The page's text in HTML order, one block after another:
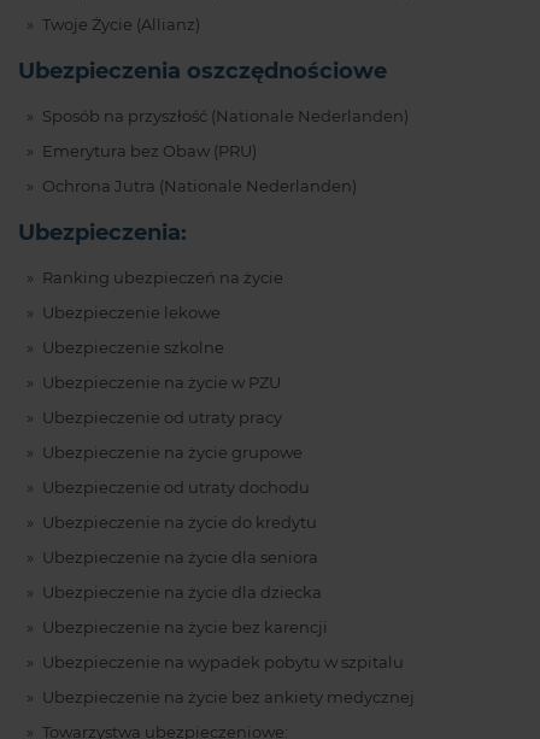
Twoje Życie (Allianz)
Ubezpieczenia oszczędnościowe
Sposób na przyszłość (Nationale Nederlanden)
Emerytura bez Obaw (PRU)
Ochrona Jutra (Nationale Nederlanden)
Ubezpieczenia:
Ranking ubezpieczeń na życie
Ubezpieczenie lekowe
Ubezpieczenie szkolne
Ubezpieczenie na życie w PZU
Ubezpieczenie od utraty pracy
Ubezpieczenie na życie grupowe
Ubezpieczenie od utraty dochodu
Ubezpieczenie na życie do kredytu
Ubezpieczenie na życie dla seniora
Ubezpieczenie na życie dla dziecka
Ubezpieczenie na życie bez karencji
Ubezpieczenie na wypadek pobytu w szpitalu
Ubezpieczenie na życie bez ankiety medycznej
Towarzystwa ubezpieczeniowe: